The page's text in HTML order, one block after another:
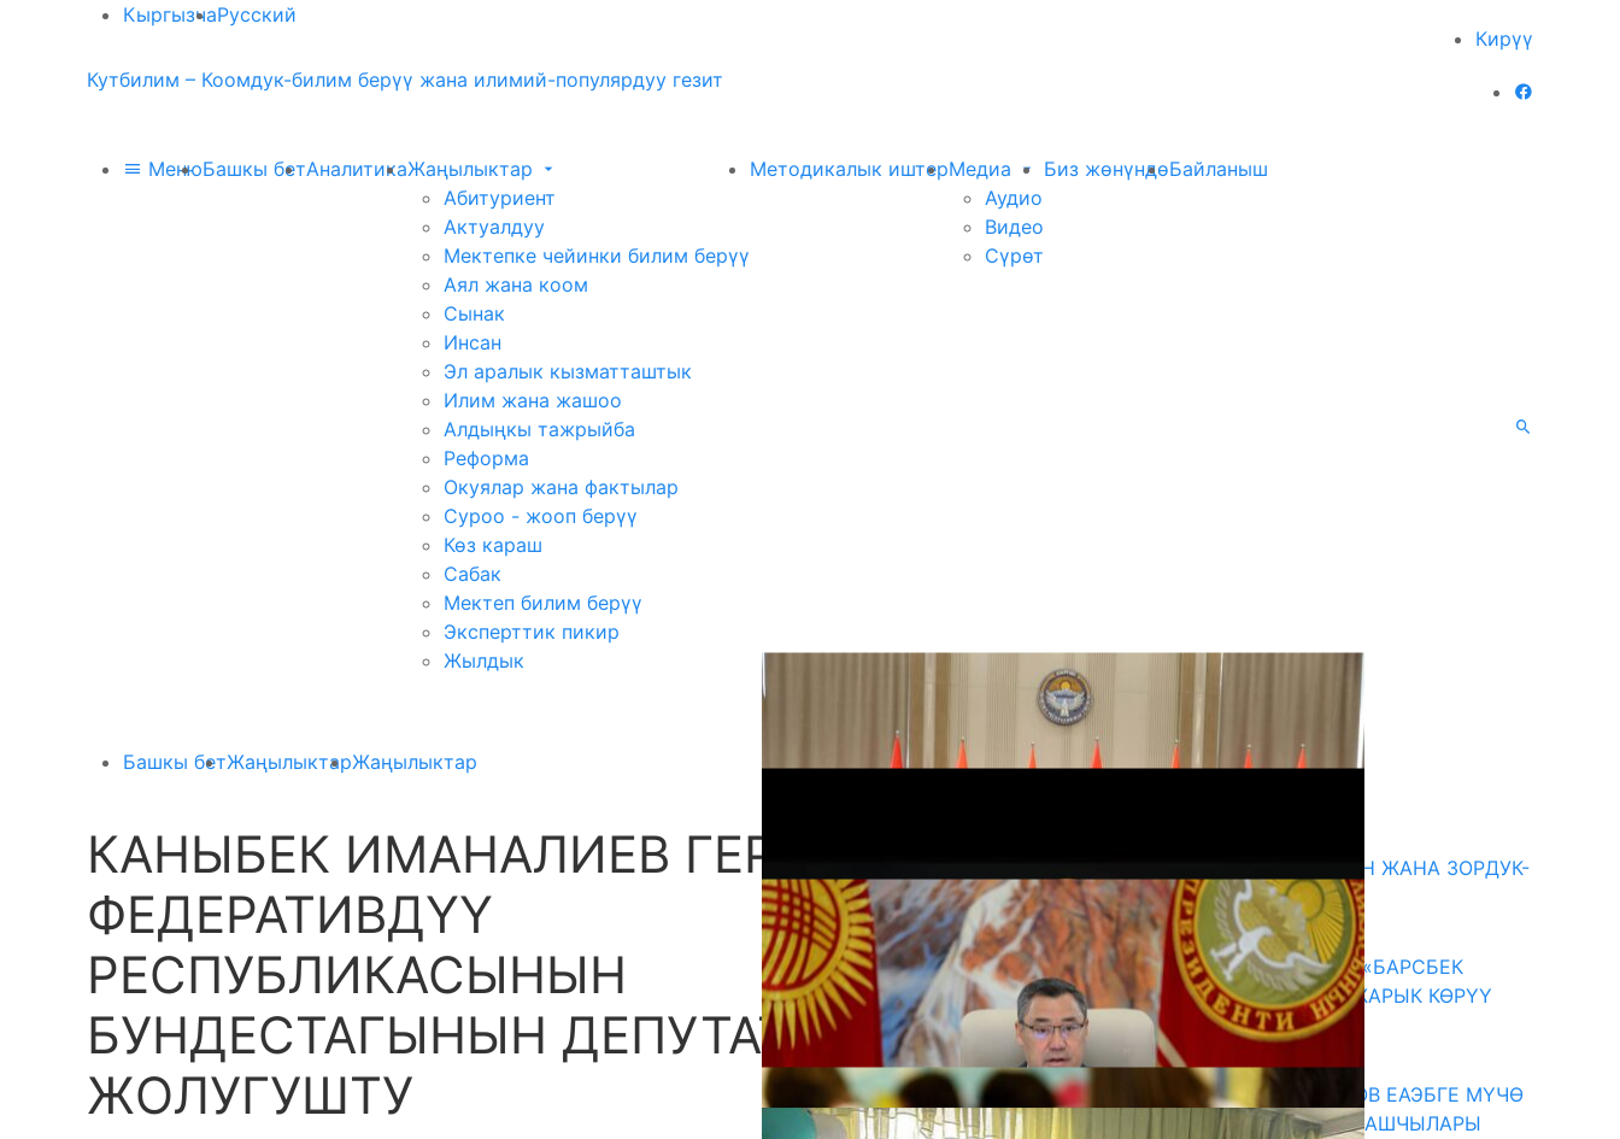
КыргызчаРусский
Кирүү
Кутбилим – Коомдук-билим берүү жана илимий-популярдуу гезит
МенюБашкы бетАналитикаЖаңылыктар
Абитуриент
Актуалдуу
Мектепке чейинки билим берүү
Аял жана коом
Сынак
Инсан
Эл аралык кызматташтык
Илим жана жашоо
Алдыңкы тажрыйба
Реформа
Окуялар жана фактылар
Суроо - жооп берүү
Көз караш
Сабак
Мектеп билим берүү
Эксперттик пикир
Жылдык
Методикалык иштерМедиа
Аудио
Видео
Сүрөт
Биз жөнүндөБайланыш
Башкы бетЖаңылыктарЖаңылыктар
КАНЫБЕК ИМАНАЛИЕВ ГЕРМАНИЯ
ФЕДЕРАТИВДҮҮ
РЕСПУБЛИКАСЫНЫН
БУНДЕСТАГЫНЫН ДЕПУТАТЫ МЕНЕН
ЖОЛУГУШТУ
ГЕНДЕРДИК БАСМЫРЛООДОН ЖАНА ЗОРДУК-
ЗОМБУЛУКТАН КОРГОО
07.08.2026
КЫРГЫЗ ТАРЫХЫ ТАСМАДА: «БАРСБЕК
КАГАН» КӨРКӨМ ТАСМАСЫ ЖАРЫК КӨРҮҮ
АЛДЫНДА
07.08.2026
ПРЕЗИДЕНТ САДЫР ЖАПАРОВ ЕАЭБГЕ МҮЧӨ
МАМЛЕКЕТТЕРДИН ӨКМӨТ БАШЧЫЛАРЫ